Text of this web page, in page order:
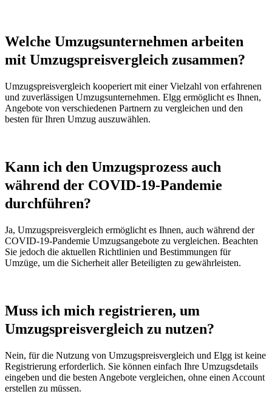
Welche Umzugsunternehmen arbeiten
mit Umzugspreisvergleich zusammen?
Umzugspreisvergleich kooperiert mit einer Vielzahl von erfahrenen
und zuverlässigen Umzugsunternehmen. Elgg ermöglicht es Ihnen,
Angebote von verschiedenen Partnern zu vergleichen und den
besten für Ihren Umzug auszuwählen.
Kann ich den Umzugsprozess auch
während der COVID-19-Pandemie
durchführen?
Ja, Umzugspreisvergleich ermöglicht es Ihnen, auch während der
COVID-19-Pandemie Umzugsangebote zu vergleichen. Beachten
Sie jedoch die aktuellen Richtlinien und Bestimmungen für
Umzüge, um die Sicherheit aller Beteiligten zu gewährleisten.
Muss ich mich registrieren, um
Umzugspreisvergleich zu nutzen?
Nein, für die Nutzung von Umzugspreisvergleich und Elgg ist keine
Registrierung erforderlich. Sie können einfach Ihre Umzugsdetails
eingeben und die besten Angebote vergleichen, ohne einen Account
erstellen zu müssen.